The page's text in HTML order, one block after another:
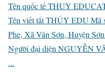
Tên quốc tế THUY
Tên viết tắt THỦY EDU Mã
Phe, Xã Vân Sơn, Huyện
Người đại diện NGUYỄN
...